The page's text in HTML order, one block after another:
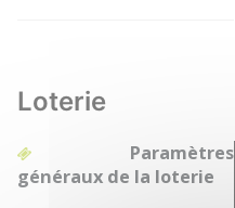
Loterie
Paramètres
généraux de la loterie